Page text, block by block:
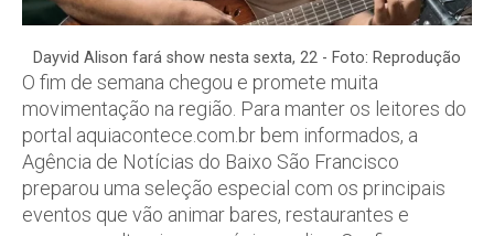
Dayvid Alison fará show nesta sexta, 22 - Foto: Reprodução
O fim de semana chegou e promete muita
movimentação na região. Para manter os leitores do
portal aquiacontece.com.br bem informados, a
Agência de Notícias do Baixo São Francisco
preparou uma seleção especial com os principais
eventos que vão animar bares, restaurantes e